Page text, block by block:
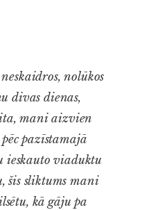
nolūkos
divas dienas,
mani aizvien
pazīstamajā
ieskauto viaduktu
šis sliktums mani
kā gāju pa